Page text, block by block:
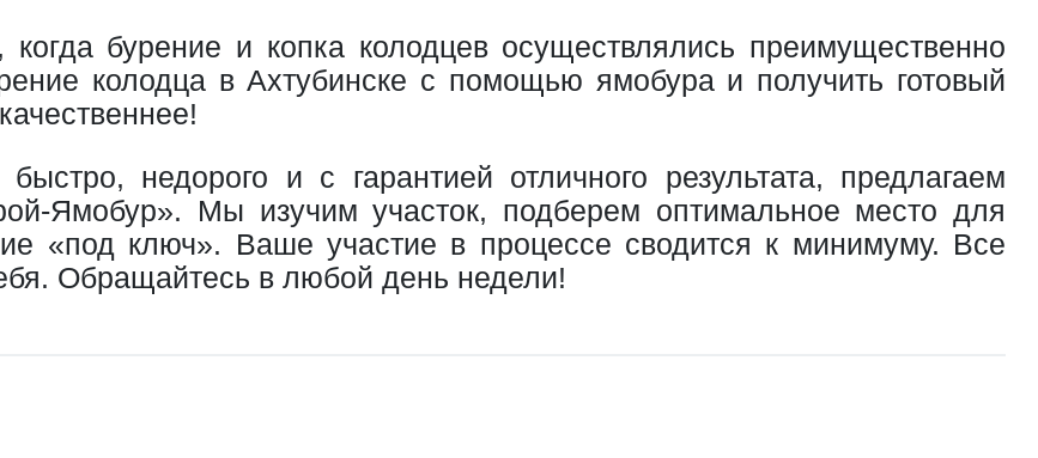
бурение и копка колодцев осуществлялись преимущественно
колодца в Ахтубинске с помощью ямобура и получить готовый
недорого и с гарантией отличного результата, предлагаем
Ямобур». Мы изучим участок, подберем оптимальное место для
«под ключ». Ваше участие в процессе сводится к минимуму. Все
Обращайтесь в любой день недели!